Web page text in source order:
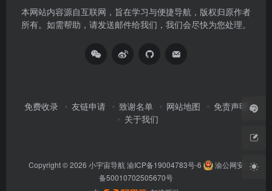
本网站内容源自互联网，旨在学习与便捷导航，版权归原作者
所有。如需帮助，请发送邮件给我们，我们会尽快为您处理。
免费收录 友链申请 致谢名单 网站地图
免责声明
关于我们
Copyright © 2026 小宇宙导航 渝ICP备19004783号-6
渝公网安
备50010702505670号